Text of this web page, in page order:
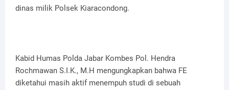
dinas milik Polsek Kiaracondong.
Kabid Humas Polda Jabar Kombes Pol. Hendra
Rochmawan S.I.K., M.H mengungkapkan bahwa FE
diketahui masih aktif menempuh studi di sebuah